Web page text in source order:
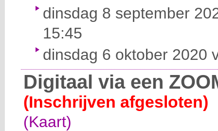
dinsdag 8 september
15:45
dinsdag 6 oktober 2020
Digitaal via een
(Inschrijven afgesloten)
(Kaart)